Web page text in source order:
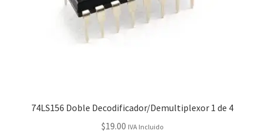
74LS156 Doble Decodificador/Demultiplexor 1 de 4
$19.00 IVA Incluido